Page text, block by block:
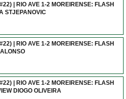
| RIO AVE 1-2 MOREIRENSE: FLASH
STJEPANOVIC
| RIO AVE 1-2 MOREIRENSE: FLASH
| RIO AVE 1-2 MOREIRENSE: FLASH
DIOGO OLIVEIRA